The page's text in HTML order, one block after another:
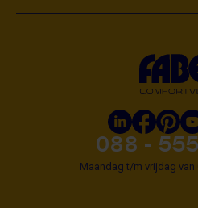
088 -
Maandag t/m vrijdag van